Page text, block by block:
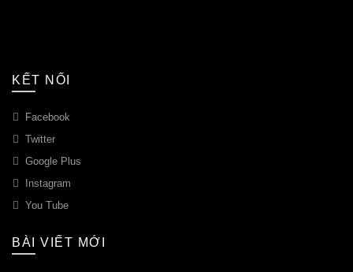
KẾT NỐI
Facebook
Twitter
Google Plus
Instagram
You Tube
BÀI VIẾT MỚI